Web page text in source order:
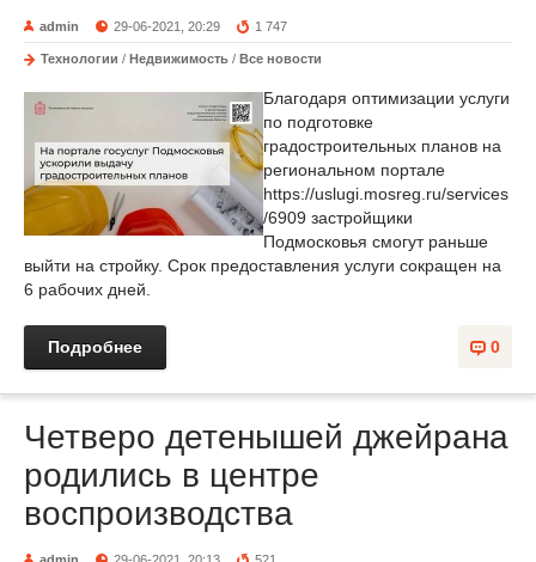
admin 29-06-2021, 20:29 1 747
Технологии / Недвижимость / Все новости
Благодаря оптимизации услуги
по подготовке
градостроительных планов на
региональном портале
https://uslugi.mosreg.ru/services
/6909 застройщики
Подмосковья смогут раньше
выйти на стройку. Срок предоставления услуги сокращен на
6 рабочих дней.
0
Подробнее
Четверо детенышей джейрана
родились в центре
воспроизводства